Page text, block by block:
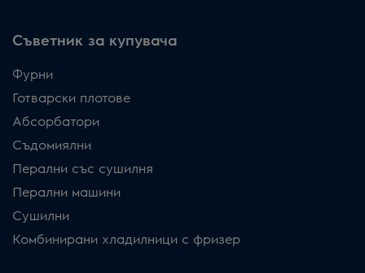
Съветник за купувача
Фурни
Готварски плотове
Абсорбатори
Съдомиялни
Перални със сушилня
Перални машини
Сушилни
Комбинирани хладилници с фризер